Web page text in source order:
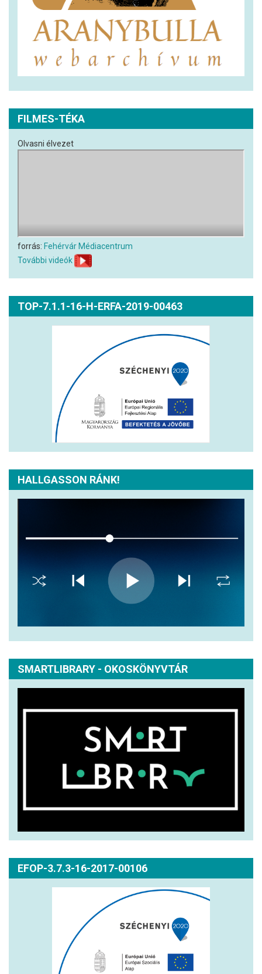
FILMES-TÉKA
Olvasni élvezet
forrás: Fehérvár Médiacentrum
További videók
TOP-7.1.1-16-H-ERFA-2019-00463
HALLGASSON RÁNK!
SMARTLIBRARY - OKOSKÖNYVTÁR
EFOP-3.7.3-16-2017-00106